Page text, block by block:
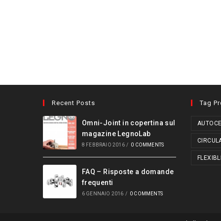
Recent Posts
Omni-Joint in copertina sul
magazine LegnoLab
8 FEBBRAIO 2016 / 0 COMMENTS
FAQ – Risposte a domande
frequenti
6 GENNAIO 2016 / 0 COMMENTS
Tag